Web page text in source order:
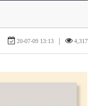
20-07-09 13:13 | 4,317